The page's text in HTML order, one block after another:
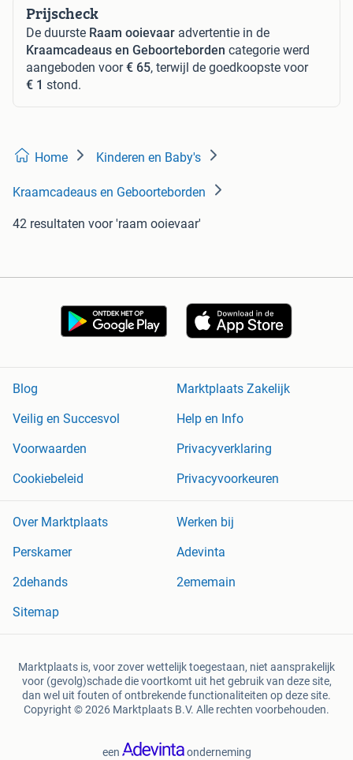
Prijscheck
De duurste Raam ooievaar advertentie in de
Kraamcadeaus en Geboorteborden categorie werd
aangeboden voor€ 65, terwijl de goedkoopste voor
€ 1 stond.
Home Kinderen en Baby's
Kraamcadeaus en Geboorteborden
42 resultaten voor 'raam ooievaar'
Blog
Marktplaats Zakelijk
Veilig en Succesvol
Help en Info
Voorwaarden
Privacyverklaring
Cookiebeleid
Privacyvoorkeuren
Over Marktplaats
Werken bij
Perskamer
Adevinta
2dehands
2ememain
Sitemap
Marktplaats is, voor zover wettelijk toegestaan, niet aansprakelijk
voor (gevolg)schade die voortkomt uit het gebruik van deze site,
dan wel uit fouten of ontbrekende functionaliteiten op deze site.
Copyright © 2026 Marktplaats B.V. Alle rechten voorbehouden.
een onderneming